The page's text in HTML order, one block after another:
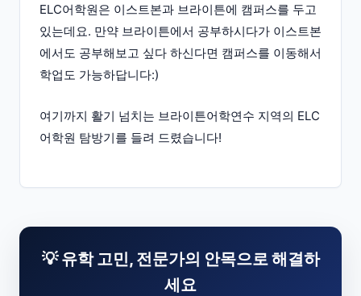
ELC어학원은 이스트본과 브라이튼에 캠퍼스를 두고
있는데요. 만약 브라이튼에서 공부하시다가 이스트본
에서도 공부해보고 싶다 하신다면 캠퍼스를 이동해서
학업도 가능하답니다:)
여기까지 활기 넘치는 브라이튼어학연수 지역의 ELC
어학원 탐방기를 들려 드렸습니다!
💡 유학 고민, 전문가의 안목으로 해결하
세요